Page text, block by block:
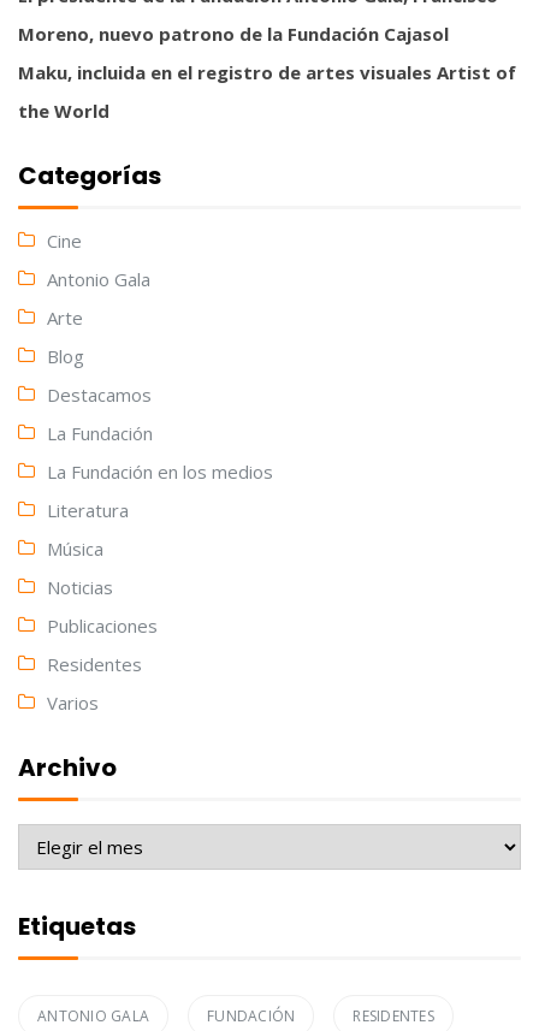
Moreno, nuevo patrono de la Fundación Cajasol
Maku, incluida en el registro de artes visuales Artist of
the World
Categorías
Cine
Antonio Gala
Arte
Blog
Destacamos
La Fundación
La Fundación en los medios
Literatura
Música
Noticias
Publicaciones
Residentes
Varios
Archivo
Archivo
Etiquetas
ANTONIO GALA FUNDACIÓN RESIDENTES